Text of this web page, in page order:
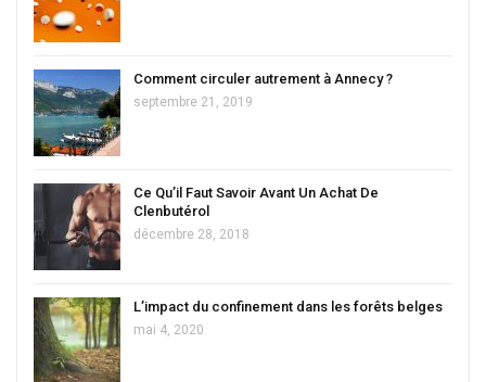
Comment circuler autrement à Annecy ?
septembre 21, 2019
Ce Qu’il Faut Savoir Avant Un Achat De
Clenbutérol
décembre 28, 2018
L’impact du confinement dans les forêts belges
mai 4, 2020